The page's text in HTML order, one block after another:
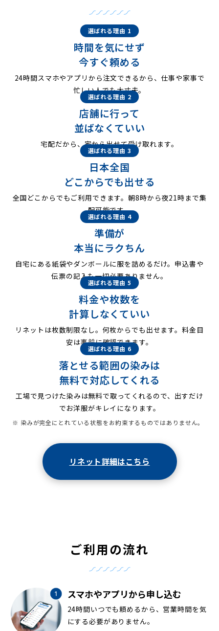
選ばれる理由 1
時間を気にせず
今すぐ頼める
24時間スマホやアプリから注文できるから、仕事や家事で
忙しい人でも大丈夫。
選ばれる理由 2
店舗に行って
並ばなくていい
宅配だから、家から出せて受け取れます。
選ばれる理由 3
日本全国
どこからでも出せる
全国どこからでもご利用できます。朝8時から夜21時まで集
配可能です。
選ばれる理由 4
準備が
本当にラクちん
自宅にある紙袋やダンボールに服を詰めるだけ。申込書や
伝票の記入も一切必要ありません。
選ばれる理由 5
料金や枚数を
計算しなくていい
リネットは枚数制限なし。何枚からでも出せます。料金目
安は事前に確認できます。
選ばれる理由 6
落とせる範囲の染みは
無料で対応してくれる
工場で見つけた染みは無料で取ってくれるので、出すだけ
でお洋服がキレイになります。
※ 染みが完全にとれている状態をお約束するものではありません。
リネット詳細はこちら
ご利用の流れ
スマホやアプリから申し込む
24時間いつでも頼めるから、営業時間を気
にする必要がありません。